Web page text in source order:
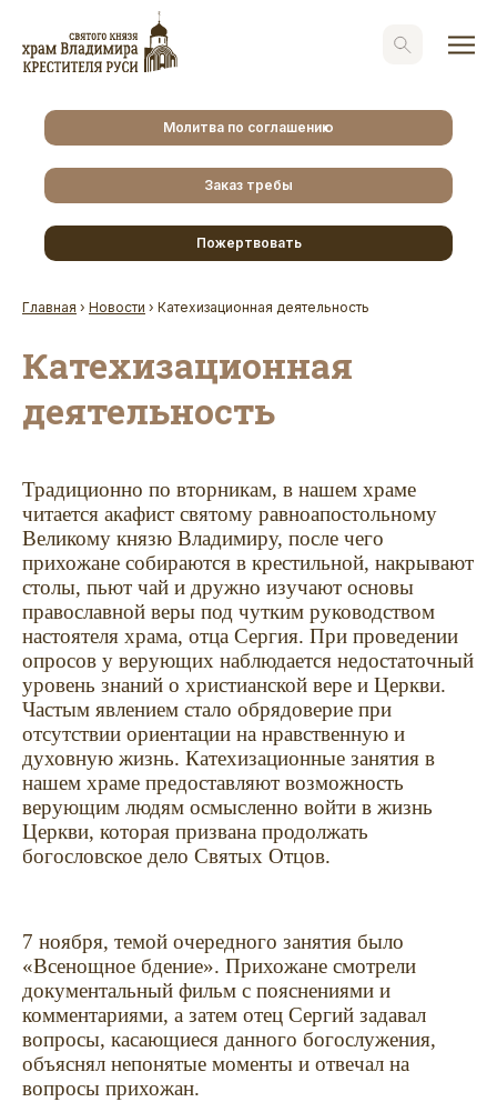
Молитва по соглашению
Заказ требы
Пожертвовать
Главная › Новости › Катехизационная деятельность
Катехизационная
деятельность
Традиционно по вторникам, в нашем храме
читается акафист святому равноапостольному
Великому князю Владимиру, после чего
прихожане собираются в крестильной, накрывают
столы, пьют чай и дружно изучают основы
православной веры под чутким руководством
настоятеля храма, отца Сергия. При проведении
опросов у верующих наблюдается недостаточный
уровень знаний о христианской вере и Церкви.
Частым явлением стало обрядоверие при
отсутствии ориентации на нравственную и
духовную жизнь. Катехизационные занятия в
нашем храме предоставляют возможность
верующим людям осмысленно войти в жизнь
Церкви, которая призвана продолжать
богословское дело Святых Отцов.
7 ноября, темой очередного занятия было
«Всенощное бдение». Прихожане смотрели
документальный фильм с пояснениями и
комментариями, а затем отец Сергий задавал
вопросы, касающиеся данного богослужения,
объяснял непонятые моменты и отвечал на
вопросы прихожан.